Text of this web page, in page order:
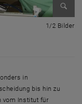
Bild
1/2 Bilder
in
bis hin zu
vom Institut für